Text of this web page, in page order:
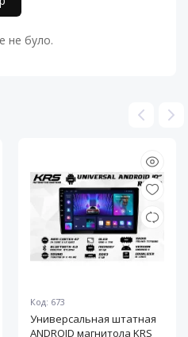
не було.
Код: 673
Универсальная штатная
ANDROID магнитола KRS